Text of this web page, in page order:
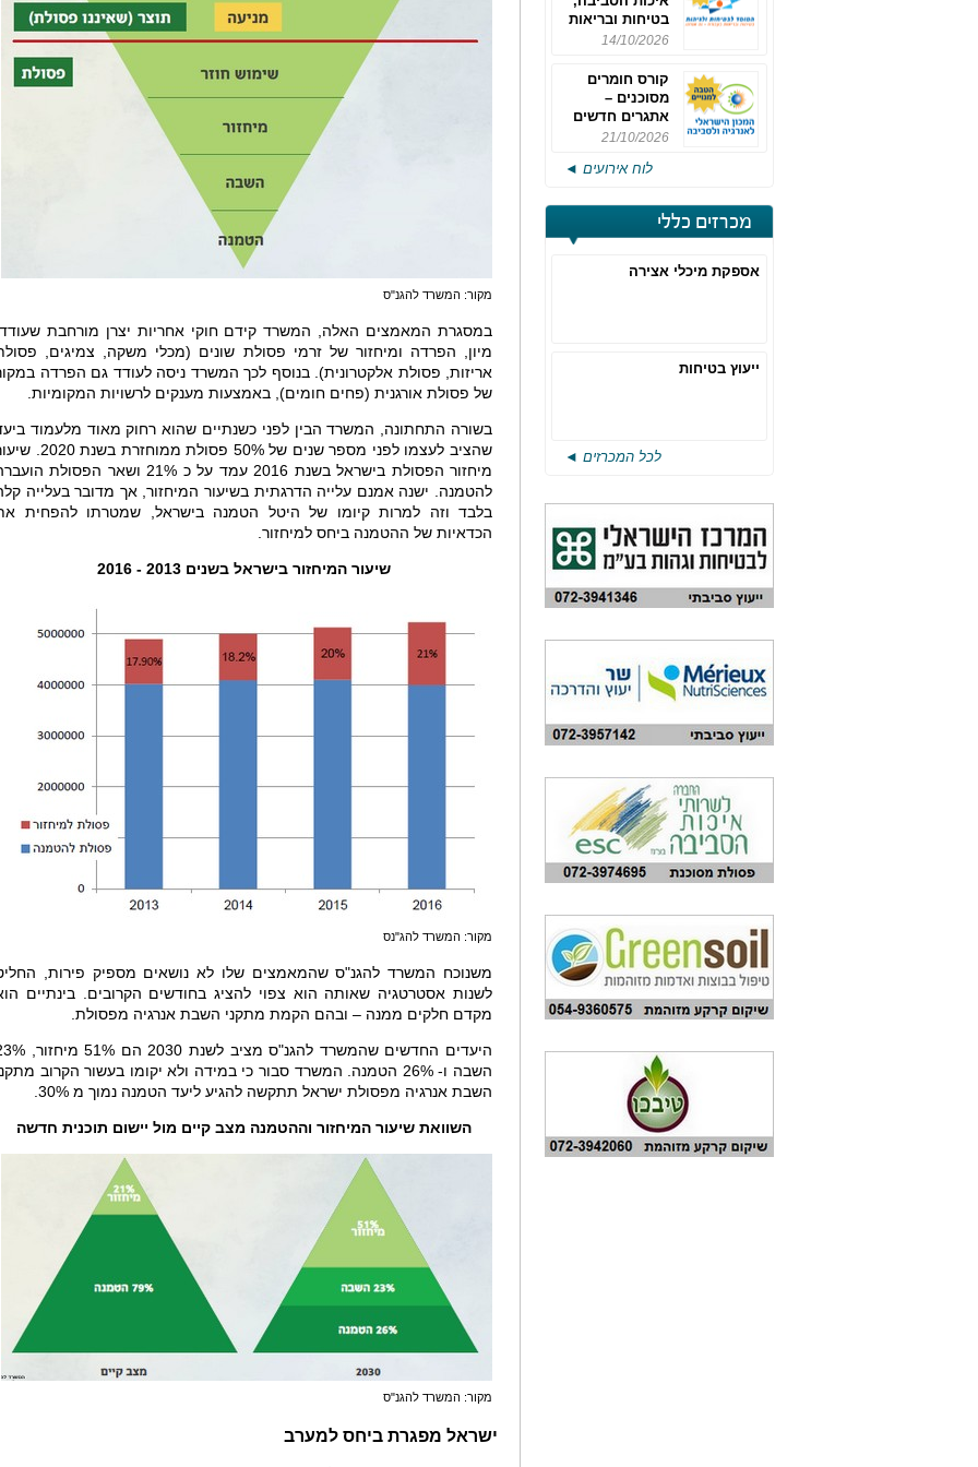
בטיחות ובריאות
תעסוקתית
14/10/2026
קורס חומרים
מסוכנים –
אתגרים חדשים
והערכות לחוק
מחזור 4
21/10/2026
לוח אירועים ◄
מכרזים כללי
אספקת מיכלי אצירה
ייעוץ בטיחות
לכל המכרזים ◄
מקור: המשרד להגנ"ס
במסגרת המאמצים האלה, המשרד קידם חוקי אחריות יצרן מורחבת
מיון, הפרדה ומיחזור של זרמי פסולת שונים (מכלי משקה, צמיגים,
אריזות, פסולת אלקטרונית). בנוסף לכך המשרד ניסה לעודד גם הפרדה
של פסולת אורגנית (פחים חומים), באמצעות מענקים לרשויות המקומיות.
בשורה התחתונה, המשרד הבין לפני כשנתיים שהוא רחוק מאוד מלעמוד
שהציב לעצמו לפני מספר שנים של 50% פסולת ממוחזרת
מיחזור הפסולת בישראל בשנת 2016 עמד על כ 21% ושאר הפסולת
להטמנה. ישנה אמנם עלייה הדרגתית בשיעור המיחזור, אך מדובר בעלייה
בלבד וזה למרות קיומו של היטל הטמנה בישראל, שמטרתו להפחית
הכדאיות של ההטמנה ביחס למיחזור.
שיעור המיחזור בישראל בשנים 2013 - 2016
מקור: המשרד להג"נס
משנוכח המשרד להגנ"ס שהמאמצים שלו לא נושאים מספיק פירות,
לשנות אסטרטגיה שאותה הוא צפוי להציג בחודשים הקרובים. בינתיים
מקדם חלקים ממנה – ובהם הקמת מתקני השבת אנרגיה מפסולת.
היעדים החדשים שהמשרד להגנ"ס מציב לשנת 2030 הם
השבה ו- 26% הטמנה. המשרד סבור כי במידה ולא יקומו בעשור הקרוב
השבת אנרגיה מפסולת ישראל תתקשה להגיע ליעד הטמנה נמוך מ 30%.
השוואת שיעור המיחזור וההטמנה מצב קיים מול יישום תוכנית חדשה
מקור: המשרד להגנ"ס
ישראל מפגרת ביחס למערב